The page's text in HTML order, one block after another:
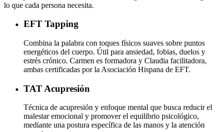
lo que cada persona necesita.
EFT Tapping
Combina la palabra con toques físicos suaves sobre puntos
energéticos del cuerpo. Útil para ansiedad, fobias, duelos y
estrés crónico. Carmen es formadora y Claudia facilitadora,
ambas certificadas por la Asociación Hispana de EFT.
TAT Acupresión
Técnica de acupresión y enfoque mental que busca reducir el
malestar emocional y promover el equilibrio psicológico,
mediante una postura específica de las manos y la atención